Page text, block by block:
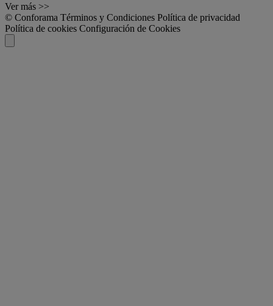
Ver más >>
© Conforama Términos y Condiciones Política de privacidad
Política de cookies Configuración de Cookies